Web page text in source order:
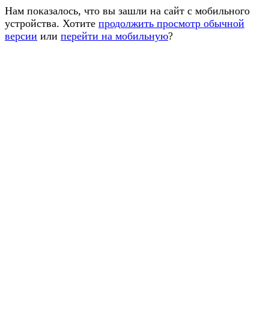
Нам показалось, что вы зашли на сайт с мобильного
устройства. Хотите продолжить просмотр обычной
версии или перейти на мобильную?